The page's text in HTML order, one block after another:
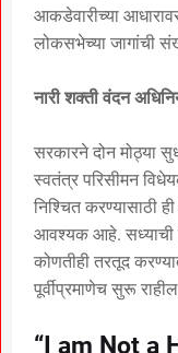
आकडेवारीच्या
लोकसभेच्या जागांची
नारी शक्ती वंदन
सरकारने दोन मोठ्या
स्वतंत्र परिसीमन
निश्चित करण्यासाठी
आवश्यक आहे. सध्याची
कोणतीही तरतूद
पूर्वीप्रमाणेच सुरू
“I am Not a